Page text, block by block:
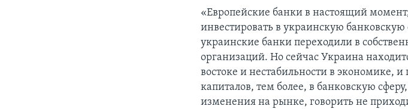
«Европейские банки в настоящий
инвестировать в украинскую банковскую
украинские банки переходили в
организаций. Но сейчас Украина
востоке и нестабильности в экономике,
капиталов, тем более, в банковскую
изменения на рынке, говорить не